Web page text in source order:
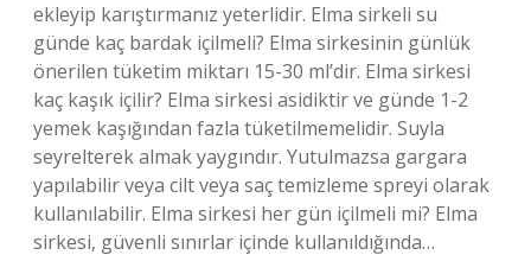
ekleyip karıştırmanız yeterlidir. Elma sirkeli su
günde kaç bardak içilmeli? Elma sirkesinin günlük
önerilen tüketim miktarı 15-30 ml’dir. Elma sirkesi
kaç kaşık içilir? Elma sirkesi asidiktir ve günde 1-2
yemek kaşığından fazla tüketilmemelidir. Suyla
seyrelterek almak yaygındır. Yutulmazsa gargara
yapılabilir veya cilt veya saç temizleme spreyi olarak
kullanılabilir. Elma sirkesi her gün içilmeli mi? Elma
sirkesi, güvenli sınırlar içinde kullanıldığında…